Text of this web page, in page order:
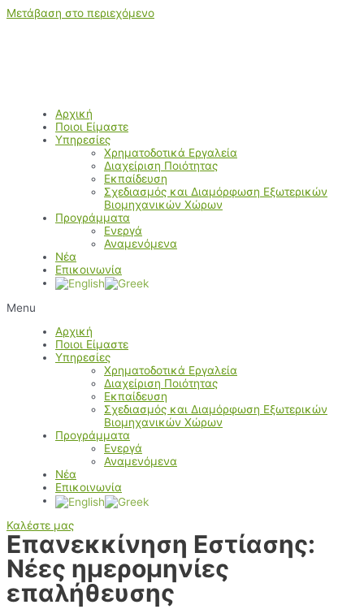
Μετάβαση στο περιεχόμενο
Αρχική
Ποιοι Είμαστε
Υπηρεσίες
Χρηματοδοτικά Εργαλεία
Διαχείριση Ποιότητας
Εκπαίδευση
Σχεδιασμός και Διαμόρφωση Εξωτερικών
Βιομηχανικών Χώρων
Προγράμματα
Ενεργά
Αναμενόμενα
Νέα
Επικοινωνία
Menu
Αρχική
Ποιοι Είμαστε
Υπηρεσίες
Χρηματοδοτικά Εργαλεία
Διαχείριση Ποιότητας
Εκπαίδευση
Σχεδιασμός και Διαμόρφωση Εξωτερικών
Βιομηχανικών Χώρων
Προγράμματα
Ενεργά
Αναμενόμενα
Νέα
Επικοινωνία
Καλέστε μας
Επανεκκίνηση Εστίασης:
Νέες ημερομηνίες
επαλήθευσης